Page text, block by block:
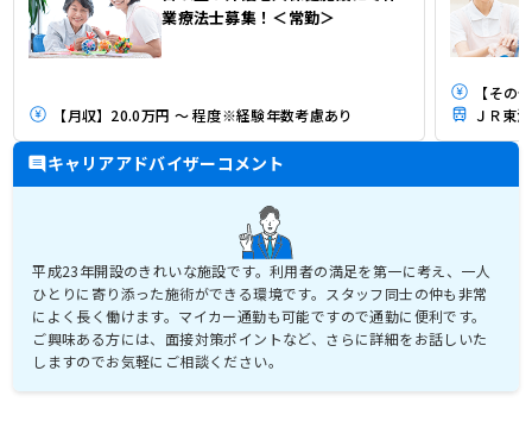
業療法士募集！＜常勤＞
【月収】20.0万円 ～ 程度※経験年数考慮あり
【その
キャリアアドバイザーコメント
平成23年開設のきれいな施設です。利用者の満足を第一に考え、一人
ひとりに寄り添った施術ができる環境です。スタッフ同士の仲も非常
によく長く働けます。マイカー通勤も可能ですので通勤に便利です。
ご興味ある方には、面接対策ポイントなど、さらに詳細をお話しいた
しますのでお気軽にご相談ください。